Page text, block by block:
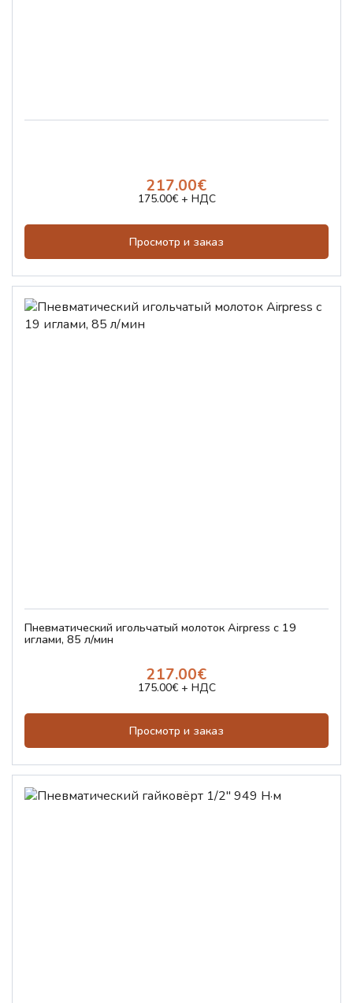
217.00€
175.00€ + НДС
Просмотр и заказ
Пневматический игольчатый молоток Airpress с 19
иглами, 85 л/мин
217.00€
175.00€ + НДС
Просмотр и заказ